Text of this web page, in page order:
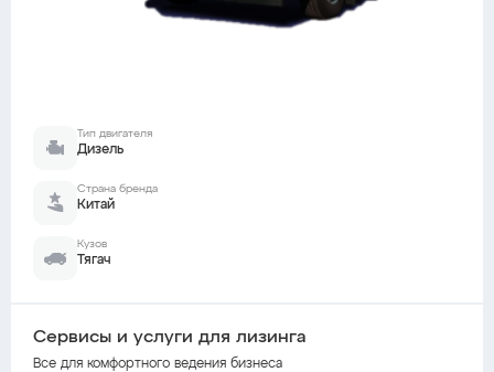
Тип двигателя
Дизель
Страна бренда
Китай
Кузов
Тягач
Сервисы и услуги для лизинга
Все для комфортного ведения бизнеса